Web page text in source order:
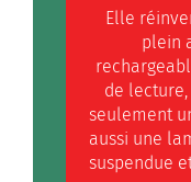
Elle
plein
de
seulement
aussi une
suspendue